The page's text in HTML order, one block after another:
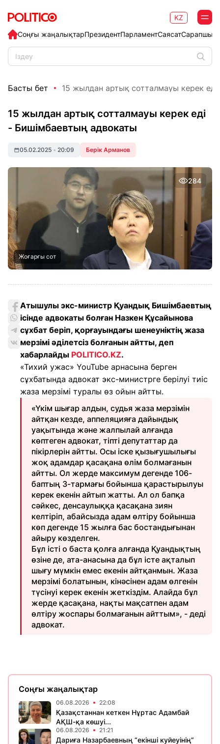
Соңғы жаңалықтарПрезидентПарламентСаясат
KZ
Басты бет 15 жылдан артық сотталмауы керек
15 жылдан артық сотталмауы керек еді
- Бишімбаевтың адвокаты
05.02.2025 • 20:09 Берік Арманов
284
Жоғарғы сот
Атышулы экс-министр Қуандық Бишімбаевтың
ісінде адвокаты болған Назкен Құсайынова
сұхбат беріп, қорғауындағы шенеуніктің жаза
мерзімі әділетсіз болғанын айтты, деп
хабарлайды POLITICO.KZ.
«Тихий ужас» YouTube арнасына берген
сұхбатында адвокат экс-министрге берілуі тиіс
жаза мерзімі туралы өз ойын айтты.
«Үкім шығар алдын, судья жаза мерзімін
айтқан кезде, аппеляцияға дайындық
уақытында және жалпылай алғанда
көптеген адвокат, тіпті депутаттар да
пікірлерін айтты. Осы іске қызығушылығы
жоқ адамдар қасақана өлім болмағанын
айтты. Ол жерде максимум дегенде 106-
баптың 3-тармағы бойынша қарастырылуы
керек екенін айтып жатты. Ал ол бапқа
сәйкес, денсаулыққа қасақана зиян
келтіріп, абайсызда адам өлтіру бойынша
көп дегенде 15 жылға бас бостандығынан
айыру көзделген.
Бұл істі о баста қолға алғанда Қуандықтың
өзіне де, ата-анасына да бұл істе ақталып
шығу мүмкін емес екенін айтқанмын. Жаза
мерзімі болатынын, кінәсінен адам өлгенін
түсінуі керек екенін жеткіздім. Алайда бұл
жерде қасақана, нақты мақсатпен адам
өлтіру жоспары болмағанын айттым», - деді
адвокат.
Соңғы жаңалықтар
06.08.2026 22:08
Қазақстаннан кеткен Нұртас Адамбай
АҚШ-қа көшуі...
06.08.2026 21:21
Дариға Назарбаевның “екінші куйеуінің”